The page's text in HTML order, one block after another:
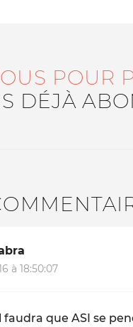
POUR
DÉJÀ
à 18:50:07
faudra que ASI se